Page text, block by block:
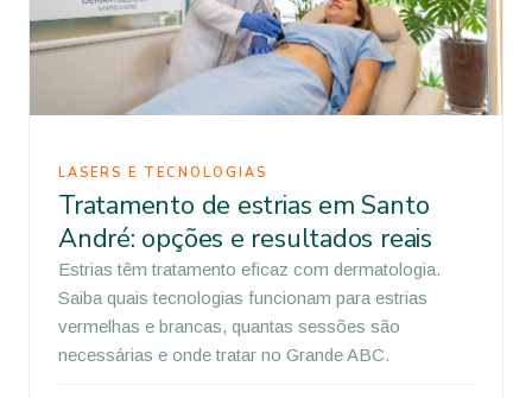
LASERS E TECNOLOGIAS
Tratamento de estrias em Santo
André: opções e resultados reais
Estrias têm tratamento eficaz com dermatologia.
Saiba quais tecnologias funcionam para estrias
vermelhas e brancas, quantas sessões são
necessárias e onde tratar no Grande ABC.